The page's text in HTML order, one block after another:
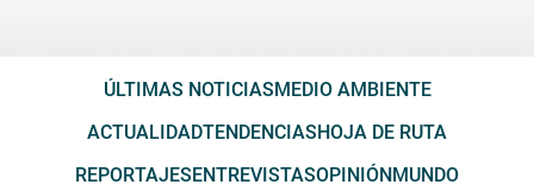
ÚLTIMAS NOTICIASMEDIO AMBIENTE
ACTUALIDADTENDENCIASHOJA DE RUTA
REPORTAJESENTREVISTASOPINIÓNMUNDO